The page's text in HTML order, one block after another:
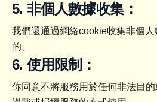
5. 非個人數據收集：
我們還通過網絡cookie收集非個人
的。
6. 使用限制：
你同意不將服務用於任何非法目的